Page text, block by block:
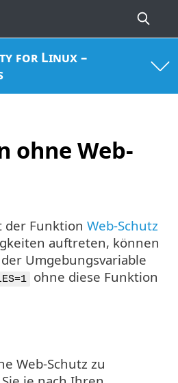
for Linux –
ohne Web-
der Funktion Web-Schutz
auftreten, können
Umgebungsvariable
ohne diese Funktion
Web-Schutz zu